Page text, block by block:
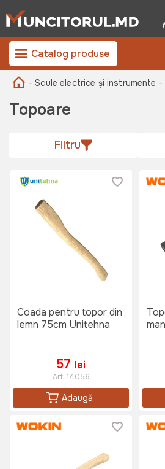
Catalog produse
- Scule electrice și instrumente -
Topoare
Filtru
Coada pentru topor din
lemn 75cm Unitehna
57 lei
Art: 14056
Adaugă